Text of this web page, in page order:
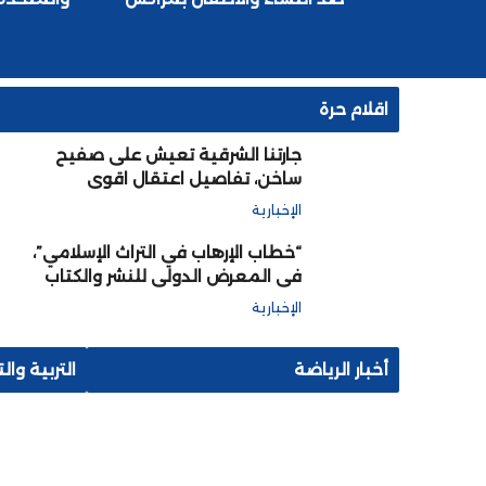
اقلام حرة
جارتنا الشرقية تعيش على صفيح
ساخن، تفاصيل اعتقال اقوى
الجنرالات و تصفية آخرين لضمان
بقاء تبون حاكما ابديا
الإخبارية
“خطاب الإرهاب في التراث الإسلامي”،
في المعرض الدولي للنشر والكتاب
بالرباط
الإخبارية
أخبار الرياضة التربية